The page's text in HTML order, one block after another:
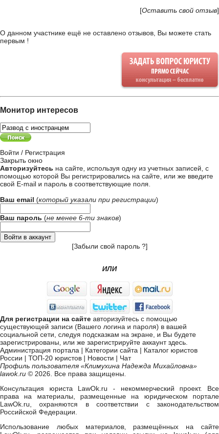
[Оставить свой отзыв]
О данном участнике ещё не оставлено отзывов, Вы можете стать
первым !
Монитор интересов
Войти / Регистрация
Закрыть окно
Авторизуйтесь на сайте, используя одну из учетных записей, с
помощью которой Вы регистрировались на сайте, или же введите
свой E-mail и пароль в соответствующие поля.
Ваш email (который указали при регистрации)
Ваш пароль (не менее 6-ти знаков)
[Забыли свой пароль ?]
ИЛИ
Для регистрации на сайте авторизуйтесь с помощью
существующей записи (Вашего логина и пароля) в вашей
социальной сети, следуя подсказкам на экране, и Вы будете
зарегистрированы, или же зарегистрируйте аккаунт здесь.
Администрация портала | Категории сайта | Каталог юристов
России | ТОП-20 юристов | Новости | Чат
Профиль пользователя «Климухина Надежда Михайловна»
lawok.ru © 2026. Все права защищены.
Консультация юриста LawOk.ru - некоммерческий проект. Все
права на материалы, размещенные на юридическом портале
LawOk.ru, охраняются в соответствии с законодательством
Российской Федерации.
Использование любых материалов, размещённых на сайте